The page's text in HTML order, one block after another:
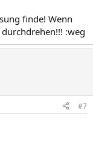
finde! Wenn
:weg
#7